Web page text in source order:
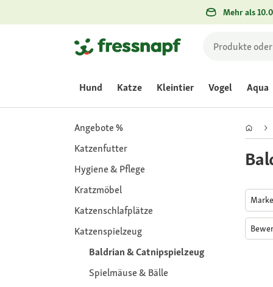
Mehr als
Hund Katze Kleintier Vogel Aqua
Angebote %
Katzenfutter
Hygiene & Pflege
Kratzmöbel
Katzenschlafplätze
Katzenspielzeug
Baldrian & Catnipspielzeug
Spielmäuse & Bälle